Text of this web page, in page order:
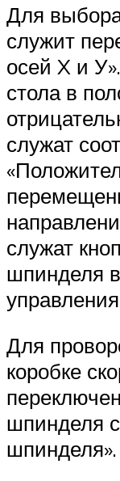
Для
служит
осей X и
стола в
служат
служат
шпинделя
Для
коробке
шпинделя
шпинделя».